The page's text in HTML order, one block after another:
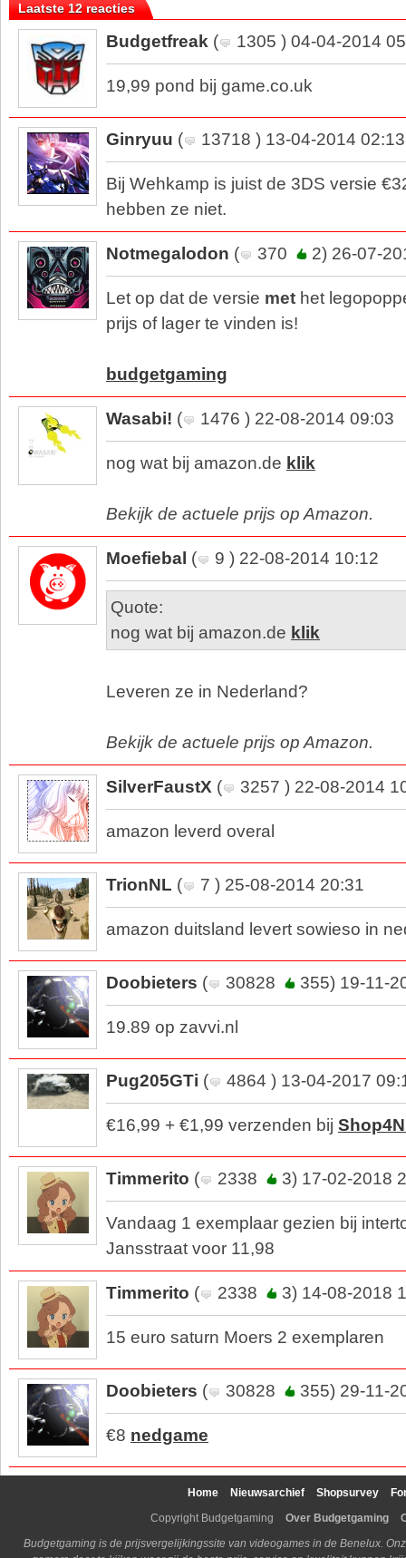
Laatste 12 reacties
Budgetfreak ( 1305 ) 04-04-2014
19,99 pond bij game.co.uk
Ginryuu ( 13718 ) 13-04-2014 02:13
Bij Wehkamp is juist de 3DS versie
hebben ze niet.
Notmegalodon ( 370 2) 26-07-
Let op dat de versie met het
prijs of lager te vinden is!
budgetgaming
Wasabi! ( 1476 ) 22-08-2014 09:03
nog wat bij amazon.de klik
Bekijk de actuele prijs op Amazon.
Moefiebal ( 9 ) 22-08-2014 10:12
Quote:
nog wat bij amazon.de klik
Leveren ze in Nederland?
Bekijk de actuele prijs op Amazon.
SilverFaustX ( 3257 ) 22-08-2014
amazon leverd overal
TrionNL ( 7 ) 25-08-2014 20:31
amazon duitsland levert sowieso in
Doobieters ( 30828 355) 19-11-
19.89 op zavvi.nl
Pug205GTi ( 4864 ) 13-04-2017
€16,99 + €1,99 verzenden bij
Timmerito ( 2338 3) 17-02-2018
Vandaag 1 exemplaar gezien bij
Jansstraat voor 11,98
Timmerito ( 2338 3) 14-08-2018
15 euro saturn Moers 2 exemplaren
Doobieters ( 30828 355) 29-11-
€8 nedgame
Home Nieuwsarchief Shopsurvey
Copyright Budgetgaming
Over Budgetgaming
Budgetgaming is de prijsvergelijkingssite van videogames in de Benelux.